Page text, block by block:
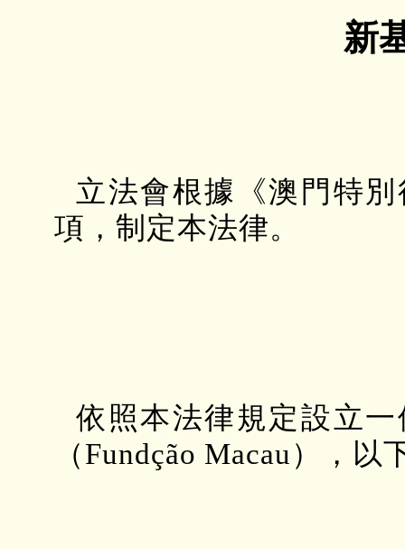
新
立法會根據《澳門特
項，制定本法律。
依照本法律規定設立
（Fundção Macau ），以